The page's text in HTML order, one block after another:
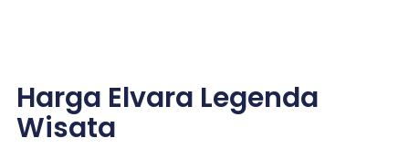
Harga Elvara Legenda
Wisata